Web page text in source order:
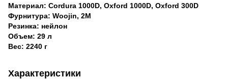
Материал: Cordura 1000D, Oxford 1000D, Oxford 300D
Фурнитура: Woojin, 2М
Резинка: нейлон
Объем: 29 л
Вес: 2240 г
Характеристики